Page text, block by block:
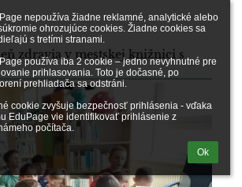
nepoužíva žiadne reklamné, analytické alebo
ohrozujúce cookies. Žiadne cookies sa
s tretími stranami.
používa iba 2 cookie – jedno nevyhnutné pre
prihlasovania. Toto je dočasné, po
prehliadača sa odstráni.
cookie zvyšuje bezpečnosť prihlásenia - vďaka
EduPage vie identifikovať prihlásenie z
počítača.
Ok
zdravia v mestskej knižnici s